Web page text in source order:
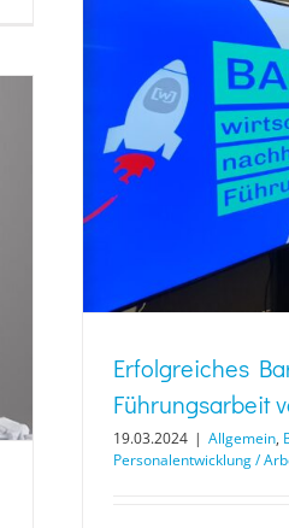
Erfolgreiches
Führungsarbeit
19.03.2024 | Allgemein,
Personalentwicklung /